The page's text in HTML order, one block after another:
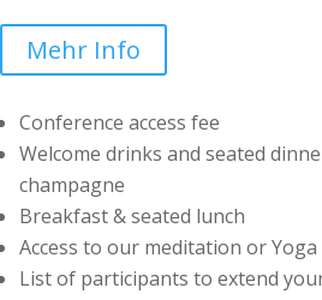
Mehr Info
Conference access fee
Welcome drinks and seated
champagne
Breakfast & seated lunch
Access to our meditation or
List of participants to extend